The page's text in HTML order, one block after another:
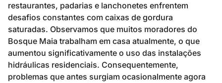
restaurantes, padarias e lanchonetes enfrentem
desafios constantes com caixas de gordura
saturadas. Observamos que muitos moradores do
Bosque Maia trabalham em casa atualmente, o que
aumentou significativamente o uso das instalações
hidráulicas residenciais. Consequentemente,
problemas que antes surgiam ocasionalmente agora